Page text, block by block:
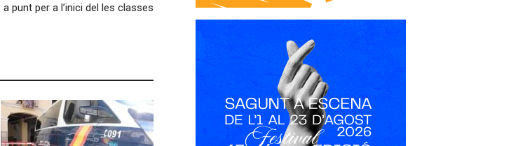
a punt per a l’inici del les classes